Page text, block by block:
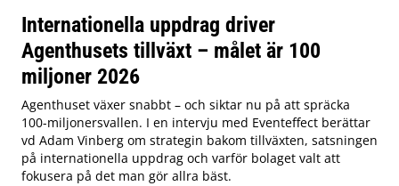
Internationella uppdrag driver
Agenthusets tillväxt – målet är 100
miljoner 2026
Agenthuset växer snabbt – och siktar nu på att spräcka
100-miljonersvallen. I en intervju med Eventeffect berättar
vd Adam Vinberg om strategin bakom tillväxten, satsningen
på internationella uppdrag och varför bolaget valt att
fokusera på det man gör allra bäst.